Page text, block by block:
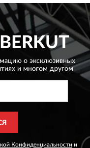
BERKUT
о эксклюзивных
и многом другом
Конфиденциальности и